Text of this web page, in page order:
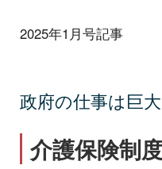
2025年1月号記事
政府の仕事は巨
介護保険制